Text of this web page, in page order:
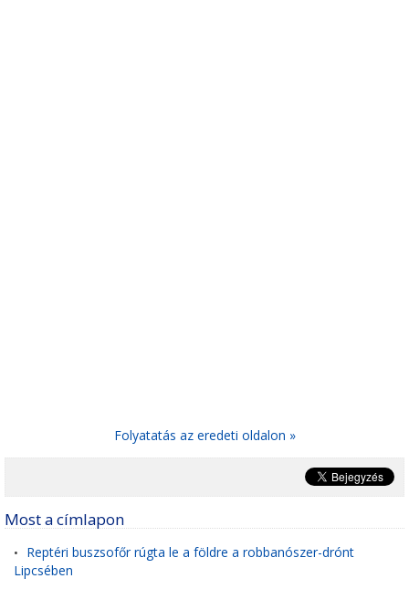
Folyatatás az eredeti oldalon »
Most a címlapon
• Reptéri buszsofőr rúgta le a földre a robbanószer-drónt
Lipcsében